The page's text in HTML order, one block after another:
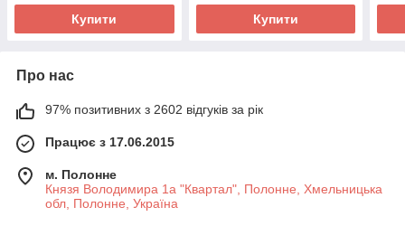
Купити Купити
Про нас
97% позитивних з 2602 відгуків за рік
Працює з 17.06.2015
м. Полонне
Князя Володимира 1а "Квартал", Полонне, Хмельницька
обл, Полонне, Україна